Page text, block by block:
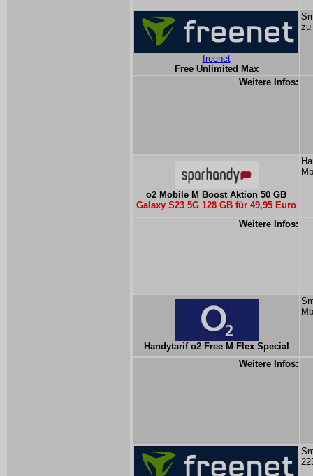
freenet
Free Unlimited Max
zu
Weitere Infos:
o2 Mobile M Boost Aktion 50 GB
Galaxy S23 5G 128 GB für 49,95 Euro
Weitere Infos:
Handytarif o2 Free M Flex Special
Weitere Infos: